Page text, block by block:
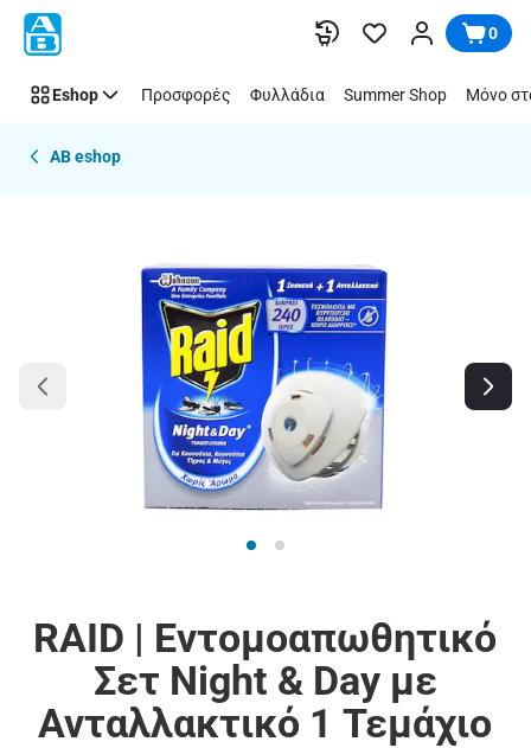
Παράλειψη 0
Eshop Προσφορές Φυλλάδια Summer Shop Μόνο
AB eshop
RAID | Εντoμοαπωθητικό
Σετ Night & Day με
Ανταλλακτικό 1 Τεμάχιο